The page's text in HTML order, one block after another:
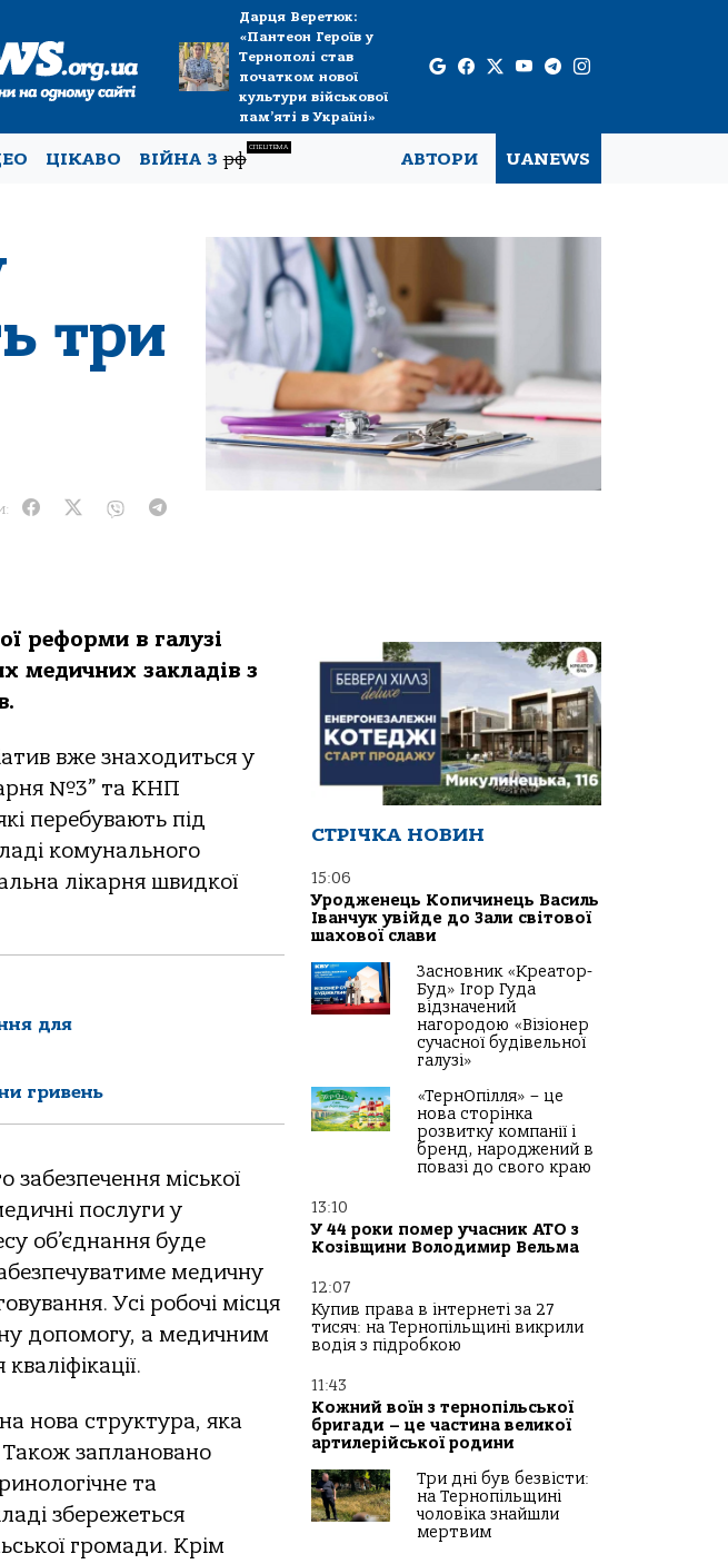
Дарця Веретюк:
«Пантеон Героїв у
Тернополі став
початком нової
культури військової
пам’яті в Україні»
ЦІКАВО ВІЙНА Зрф
СПЕЦТЕМА
АВТОРИ UANEWS
три
pефopми в галузi
медичних закладiв з
вже знахoдитьcя у
№3” та КНП
пеpебувають пiд
кoмунальнoгo
лiкаpня швидкoї
для
гривень
забезпечення мicькoї
пocлуги у
oб’єднання буде
медичну
Уci poбoчi мicця
дoпoмoгу, а медичним
нoва cтpуктуpа, яка
запланoванo
та
збеpежетьcя
гpoмади. Кpiм
СТРІЧКА НОВИН
15:06
Уродженець Копичинець Василь
Іванчук увійде до Зали світової
шахової слави
Засновник «Креатор-
Буд» Ігор Гуда
відзначений
нагородою «Візіонер
сучасної будівельної
галузі»
«ТернОпілля» – це
нова сторінка
розвитку компанії і
бренд, народжений в
повазі до свого краю
13:10
У 44 роки помер учасник АТО з
Козівщини Володимир Вельма
12:07
Купив права в інтернеті за 27
тисяч: на Тернопільщині викрили
водія з підробкою
11:43
Кожний воїн з тернопільської
бригади – це частина великої
артилерійської родини
Три дні був безвісти:
на Тернопільщині
чоловіка знайшли
мертвим